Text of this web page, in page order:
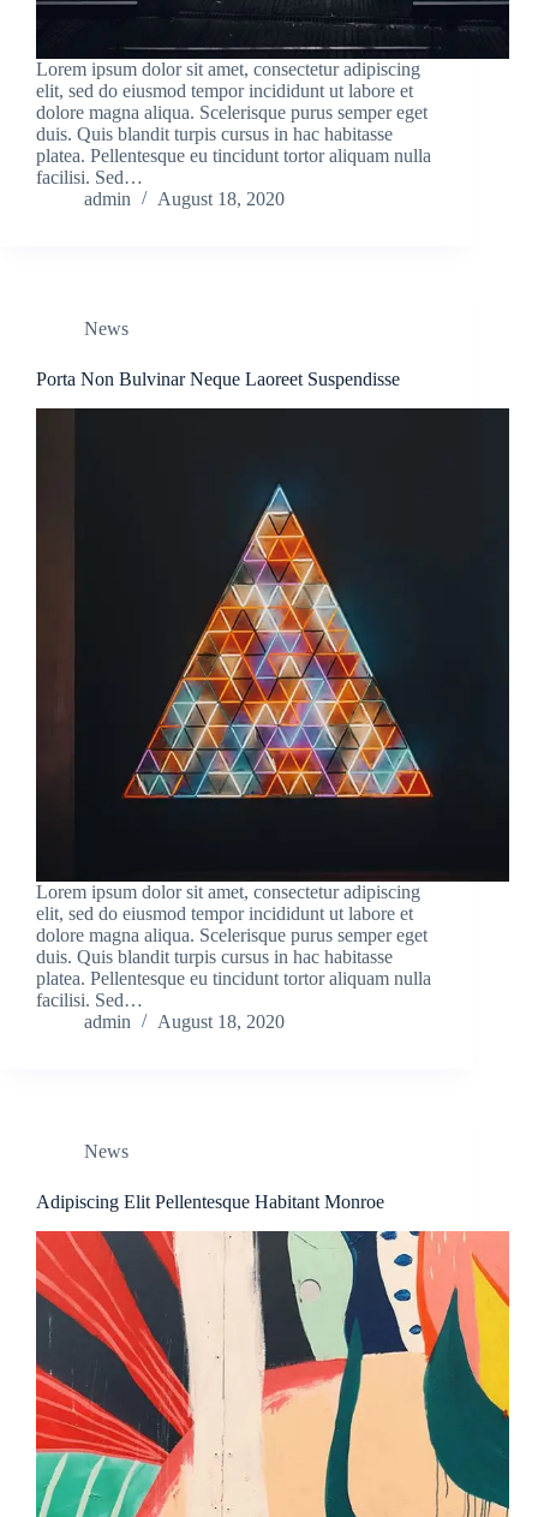
Lorem ipsum dolor sit amet, consectetur adipiscing
elit, sed do eiusmod tempor incididunt ut labore et
dolore magna aliqua. Scelerisque purus semper eget
duis. Quis blandit turpis cursus in hac habitasse
platea. Pellentesque eu tincidunt tortor aliquam nulla
facilisi. Sed…
admin
August 18, 2020
News
Porta Non Bulvinar Neque Laoreet Suspendisse
Lorem ipsum dolor sit amet, consectetur adipiscing
elit, sed do eiusmod tempor incididunt ut labore et
dolore magna aliqua. Scelerisque purus semper eget
duis. Quis blandit turpis cursus in hac habitasse
platea. Pellentesque eu tincidunt tortor aliquam nulla
facilisi. Sed…
admin
August 18, 2020
News
Adipiscing Elit Pellentesque Habitant Monroe